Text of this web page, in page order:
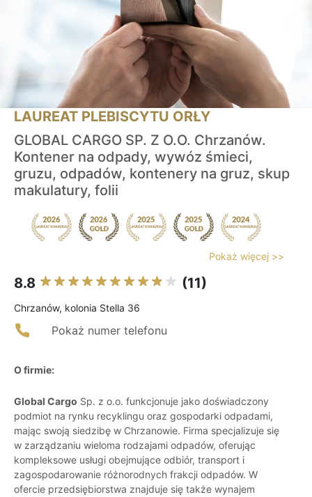
LAUREAT PLEBISCYTU ORŁY
GLOBAL CARGO SP. Z O.O. Chrzanów.
Kontener na odpady, wywóz śmieci,
gruzu, odpadów, kontenery na gruz, skup
makulatury, folii
Pokaż więcej >>
8.8 (11)
Chrzanów, kolonia Stella 36
Pokaż numer telefonu
O firmie:
Global Cargo Sp. z o.o. funkcjonuje jako doświadczony
podmiot na rynku recyklingu oraz gospodarki odpadami,
mając swoją siedzibę w Chrzanowie. Firma specjalizuje się
w zarządzaniu wieloma rodzajami odpadów, oferując
kompleksowe usługi obejmujące odbiór, transport i
zagospodarowanie różnorodnych frakcji odpadów. W
ofercie przedsiębiorstwa znajduje się także wynajem